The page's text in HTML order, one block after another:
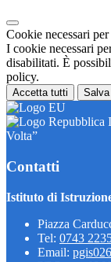
Cookie necessari
I cookie necessari
disabilitati. È
policy.
Accetta tutti
Volta”
Contatti
Istituto di
Piazza
Tel: 0743
Email: